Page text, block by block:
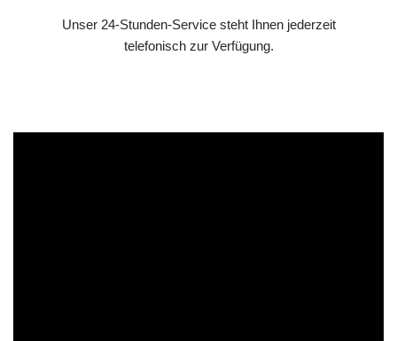
Unser 24-Stunden-Service steht Ihnen jederzeit
telefonisch zur Verfügung.